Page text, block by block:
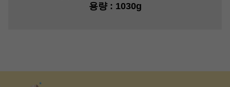
용량: 1030g